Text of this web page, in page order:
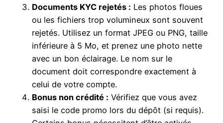
Documents KYC rejetés : Les photos floues
ou les fichiers trop volumineux sont souvent
rejetés. Utilisez un format JPEG ou PNG, taille
inférieure à 5 Mo, et prenez une photo nette
avec un bon éclairage. Le nom sur le
document doit correspondre exactement à
celui de votre compte.
Bonus non crédité : Vérifiez que vous avez
saisi le code promo lors du dépôt (si requis).